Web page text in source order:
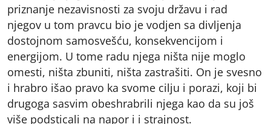
priznanje nezavisnosti za svoju državu i rad
njegov u tom pravcu bio je vodjen sa divljenja
dostojnom samosvešću, konsekvencijom i
energijom. U tome radu njega ništa nije moglo
omesti, ništa zbuniti, ništa zastrašiti. On je svesno
i hrabro išao pravo ka svome cilju i porazi, koji bi
drugoga sasvim obeshrabrili njega kao da su još
više podsticali na napor i i strajnost.